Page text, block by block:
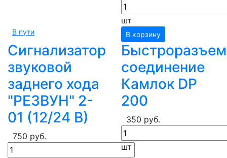
В пути
шт
В корзину
Сигнализатор
звуковой
заднего хода
"РЕЗВУН" 2-
01 (12/24 В)
750 руб.
соединение
Камлок DP
200
350 руб.
шт